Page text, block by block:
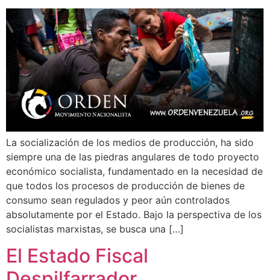
La socialización de los medios de producción, ha sido
siempre una de las piedras angulares de todo proyecto
económico socialista, fundamentado en la necesidad de
que todos los procesos de producción de bienes de
consumo sean regulados y peor aún controlados
absolutamente por el Estado. Bajo la perspectiva de los
socialistas marxistas, se busca una […]
El Estado Fiscal